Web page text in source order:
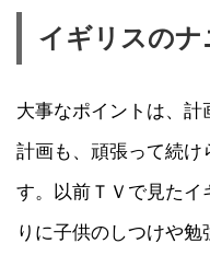
イギリスのナ
大事なポイントは、
計画も、頑張って続
す。以前ＴＶで見たイ
りに子供のしつけや